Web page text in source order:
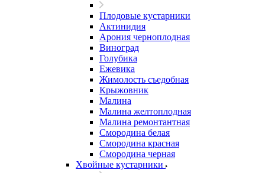
Плодовые кустарники
Актинидия
Арония черноплодная
Виноград
Голубика
Ежевика
Жимолость съедобная
Крыжовник
Малина
Малина желтоплодная
Малина ремонтантная
Смородина белая
Смородина красная
Смородина черная
Хвойные кустарники